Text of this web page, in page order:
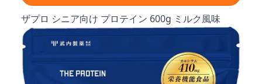
ザプロ シニア向け プロテイン 600g ミルク風味